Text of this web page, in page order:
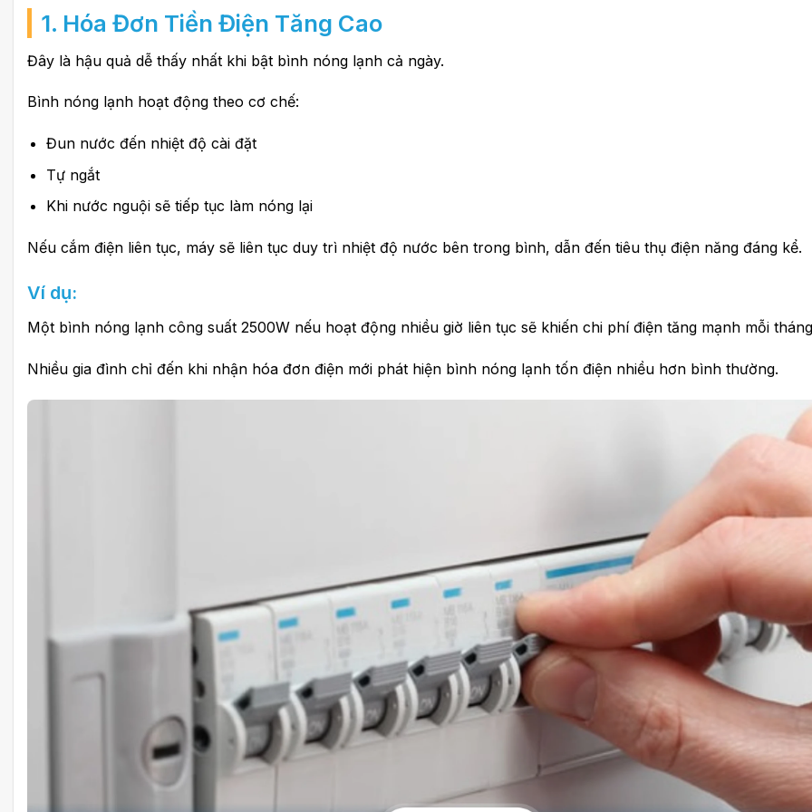
1. Hóa Đơn Tiền Điện Tăng Cao
Đây là hậu quả dễ thấy nhất khi bật bình nóng lạnh cả ngày.
Bình nóng lạnh hoạt động theo cơ chế:
Đun nước đến nhiệt độ cài đặt
Tự ngắt
Khi nước nguội sẽ tiếp tục làm nóng lại
Nếu cắm điện liên tục, máy sẽ liên tục duy trì nhiệt độ nước bên trong bình, dẫn đến tiêu thụ điện năng đáng kể.
Ví dụ:
Một bình nóng lạnh công suất 2500W nếu hoạt động nhiều giờ liên tục sẽ khiến chi phí điện tăng mạnh mỗi
Nhiều gia đình chỉ đến khi nhận hóa đơn điện mới phát hiện bình nóng lạnh tốn điện nhiều hơn bình thường.